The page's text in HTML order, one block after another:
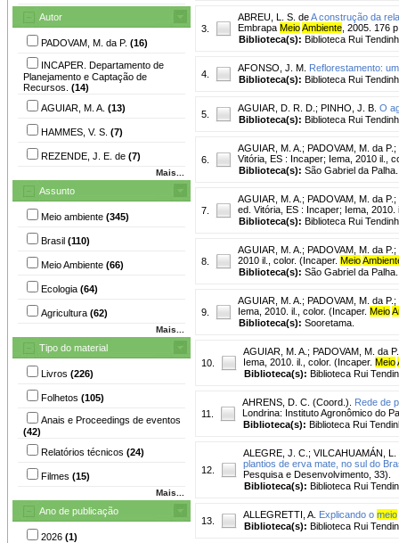
Autor
PADOVAM, M. da P. (16)
INCAPER. Departamento de
Planejamento e Captação de
Recursos. (14)
AGUIAR, M. A. (13)
HAMMES, V. S. (7)
REZENDE, J. E. de (7)
Mais...
Assunto
Meio ambiente (345)
Brasil (110)
Meio Ambiente (66)
Ecologia (64)
Agricultura (62)
Mais...
Tipo do material
Livros (226)
Folhetos (105)
Anais e Proceedings de eventos
(42)
Relatórios técnicos (24)
Filmes (15)
Mais...
Ano de publicação
2026 (1)
3.
ABREU, L. S. deA construção da
Embrapa MeioAmbiente , 2005. 176
Biblioteca(s): Biblioteca Rui
4.
AFONSO, J. M. Reflorestamento:
Biblioteca(s): Biblioteca Rui
5.
AGUIAR, D. R. D. ; PINHO, J. B. O
Biblioteca(s): Biblioteca Rui
6.
AGUIAR, M. A. ; PADOVAM, M. da P. ;
Vitória, ES : Incaper; Iema, 2010 il.,
Biblioteca(s): São Gabriel da Palha.
7.
AGUIAR, M. A. ; PADOVAM, M. da P. ;
ed. Vitória, ES : Incaper; Iema, 2010.
Biblioteca(s): Biblioteca Rui
8.
AGUIAR, M. A. ; PADOVAM, M. da P. ;
2010 il., color. (Incaper. Meio
Biblioteca(s): São Gabriel da Palha.
9.
AGUIAR, M. A. ; PADOVAM, M. da P. ;
Iema, 2010. il., color. (Incaper. Meio
Biblioteca(s): Sooretama.
10.
AGUIAR, M. A. ; PADOVAM, M. da P.
Iema, 2010. il., color. (Incaper. Meio
Biblioteca(s): Biblioteca Rui
11.
AHRENS, D. C. (Coord.).
Rede de
Londrina: Instituto Agronômico do
Biblioteca(s): Biblioteca Rui
12.
ALEGRE, J. C. ; VILCAHUAMÁN, L.
plantios de erva mate, no sul do
Pesquisa e Desenvolvimento, 33).
Biblioteca(s): Biblioteca Rui
13.
ALLEGRETTI, A. Explicando o meio
Biblioteca(s): Biblioteca Rui